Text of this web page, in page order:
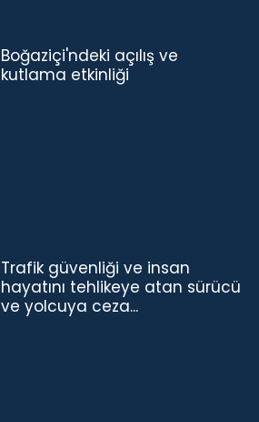
Boğaziçi'ndeki açılış ve
kutlama etkinliği
Trafik güvenliği ve insan
hayatını tehlikeye atan sürücü
ve yolcuya ceza...